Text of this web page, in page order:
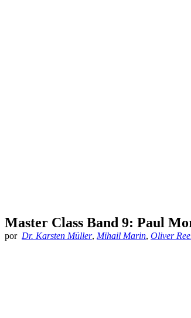
Master Class Band 9: Paul
por Dr. Karsten Müller, Mihail Marin, Oliver